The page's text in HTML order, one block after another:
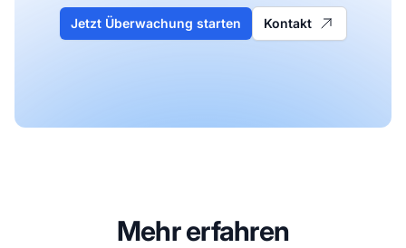
Jetzt Überwachung starten Kontakt
Mehr erfahren